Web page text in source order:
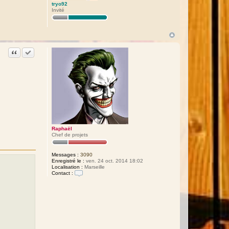
tryo92
Invité
Raphaël
Chef de projets
Messages : 3090
Enregistré le : ven. 24 oct. 2014 18:02
Localisation : Marseille
Contact :
CitationAccepter cette réponse